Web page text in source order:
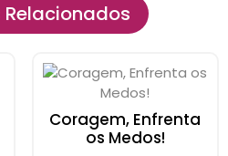
Coragem, Enfrenta
os Medos!